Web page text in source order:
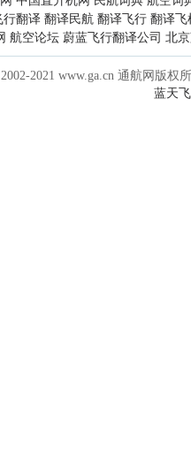
行翻译 翻译民航 翻译飞行 翻译飞
航空论坛 蔚蓝飞行翻译公司 北
2002-2021 www.ga.cn 通航网版权
蓝天